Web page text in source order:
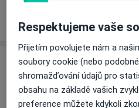
Adresa
Sexuologický ústav
Apolinářská 4, Praha
Respektujeme vaše
Přijetím povolujete nám a
soubory cookie (nebo
shromažďování údajů pro
obsahu na základě vašich
preference můžete kdykoli